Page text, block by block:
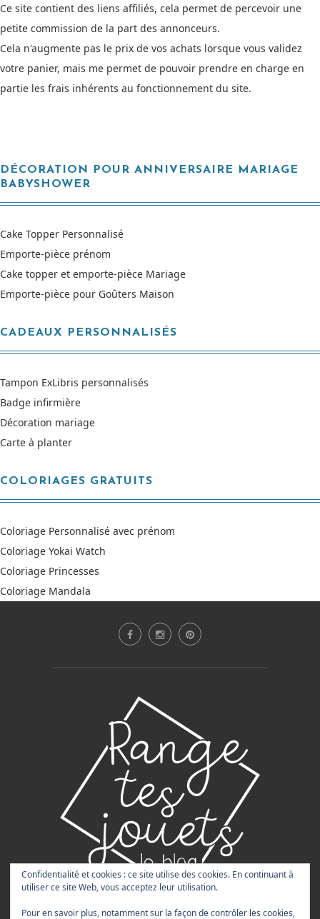
Ce site contient des liens affiliés, cela permet de percevoir une
petite commission de la part des annonceurs.
Cela n'augmente pas le prix de vos achats lorsque vous validez
votre panier, mais me permet de pouvoir prendre en charge en
partie les frais inhérents au fonctionnement du site.
DÉCORATION POUR ANNIVERSAIRE MARIAGE
BABYSHOWER
Cake Topper Personnalisé
Emporte-pièce prénom
Cake topper et emporte-pièce Mariage
Emporte-pièce pour Goûters Maison
CADEAUX PERSONNALISÉS
Tampon ExLibris personnalisés
Badge infirmière
Décoration mariage
Carte à planter
COLORIAGES GRATUITS
Coloriage Personnalisé avec prénom
Coloriage Yokai Watch
Coloriage Princesses
Coloriage Mandala
Confidentialité et cookies : ce site utilise des cookies. En continuant à
utiliser ce site Web, vous acceptez leur utilisation.
Pour en savoir plus, notamment sur la façon de contrôler les cookies,